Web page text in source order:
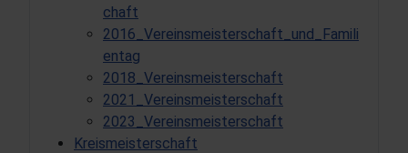
chaft
2016_Vereinsmeisterschaft_und_Famili
entag
2018_Vereinsmeisterschaft
2021_Vereinsmeisterschaft
2023_Vereinsmeisterschaft
Kreismeisterschaft